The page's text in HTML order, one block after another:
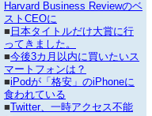
Harvard Business Reviewのベ
ストCEOに
■ 日本タイトルだけ大賞に行
ってきました。
■今後3カ月以内に買いたいス
マートフォンは？
■iPodが「格安」のiPhoneに
食われている
■Twitter、一時アクセス不能